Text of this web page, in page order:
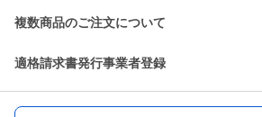
複数商品のご注文について
適格請求書発行事業者登録